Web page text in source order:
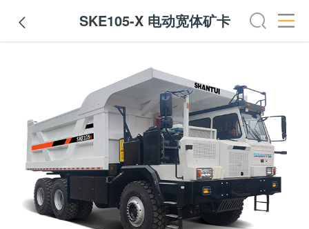
 SKE105-X 电动宽体矿卡